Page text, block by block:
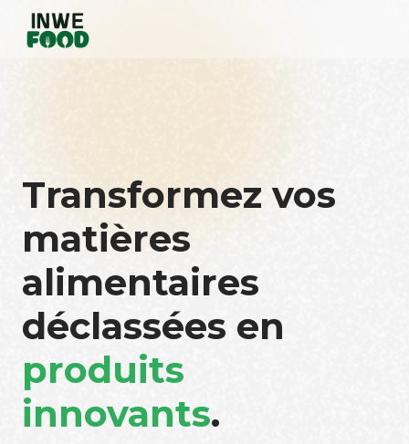
Transformez vos
matières
alimentaires
déclassées en
produits
innovants.